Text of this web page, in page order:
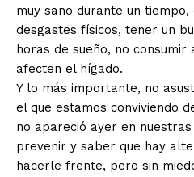
muy sano durante un
desgastes físicos, tener un
horas de sueño, no consumir
afecten el hígado.
Y lo más importante, no
el que estamos conviviendo
no apareció ayer en
prevenir y saber que hay
hacerle frente, pero sin